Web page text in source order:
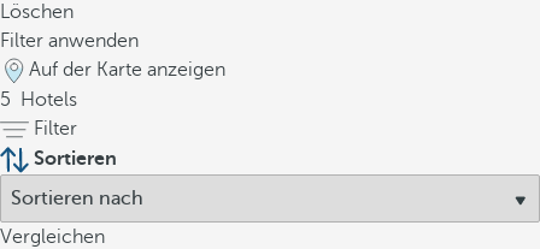
Löschen
Filter anwenden
Auf der Karte anzeigen
5
Hotels
Filter
Sortieren
Vergleichen